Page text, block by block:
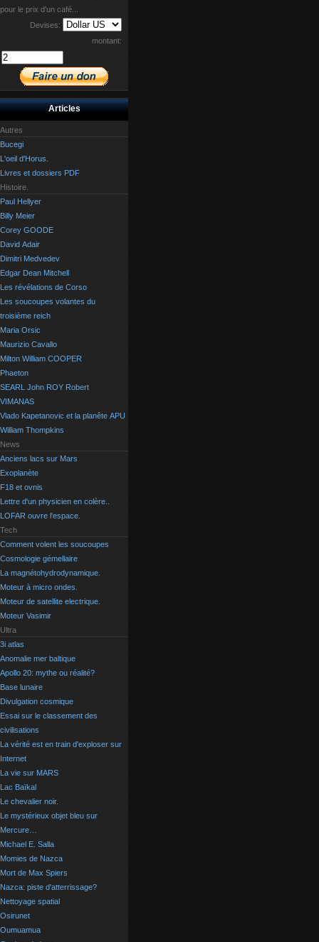
pour le prix d'un café...
Devises:
montant:
Articles
Autres
Bucegi
L'oeil d'Horus.
Livres et dossiers PDF
Histoire.
Paul Hellyer
Billy Meier
Corey GOODE
David Adair
Dimitri Medvedev
Edgar Dean Mitchell
Les révélations de Corso
Les soucoupes volantes du
troisième reich
Maria Orsic
Maurizio Cavallo
Milton William COOPER
Phaeton
SEARL John ROY Robert
VIMANAS
Vlado Kapetanovic et la planête APU
William Thompkins
News
Anciens lacs sur Mars
Exoplanète
F18 et ovnis
Lettre d'un physicien en colère..
LOFAR ouvre l'espace.
Tech
Comment volent les soucoupes
Cosmologie gémellaire
La magnétohydrodynamique.
Moteur à micro ondes.
Moteur de satellite electrique.
Moteur Vasimir
Ultra
3i atlas
Anomalie mer baltique
Apollo 20: mythe ou réalité?
Base lunaire
Divulgation cosmique
Essai sur le classement des
civilisations
La vérité est en train d'exploser sur
Internet
La vie sur MARS
Lac Baïkal
Le chevalier noir.
Le mystérieux objet bleu sur
Mercure…
Michael E. Salla
Momies de Nazca
Mort de Max Spiers
Nazca: piste d'atterrissage?
Nettoyage spatial
Osirunet
Oumuamua